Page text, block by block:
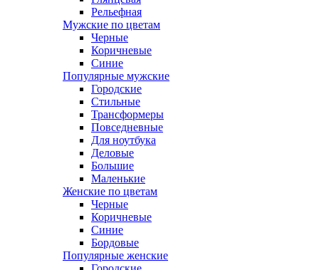
Рельефная
Мужские по цветам
Черные
Коричневые
Синие
Популярные мужские
Городские
Стильные
Трансформеры
Повседневные
Для ноутбука
Деловые
Большие
Маленькие
Женские по цветам
Черные
Коричневые
Синие
Бордовые
Популярные женские